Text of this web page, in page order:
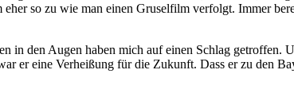
so zu wie man einen Gruselfilm verfolgt. Immer
in den Augen haben mich auf einen Schlag
er eine Verheißung für die Zukunft. Dass er zu den